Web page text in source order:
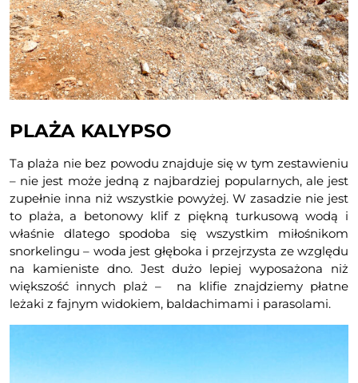
PLAŻA KALYPSO
Ta plaża nie bez powodu znajduje się w tym zestawieniu
– nie jest może jedną z najbardziej popularnych, ale jest
zupełnie inna niż wszystkie powyżej. W zasadzie nie jest
to plaża, a betonowy klif z piękną turkusową wodą i
właśnie dlatego spodoba się wszystkim miłośnikom
snorkelingu – woda jest głęboka i przejrzysta ze względu
na kamieniste dno. Jest dużo lepiej wyposażona niż
większość innych plaż – na klifie znajdziemy płatne
leżaki z fajnym widokiem, baldachimami i parasolami.